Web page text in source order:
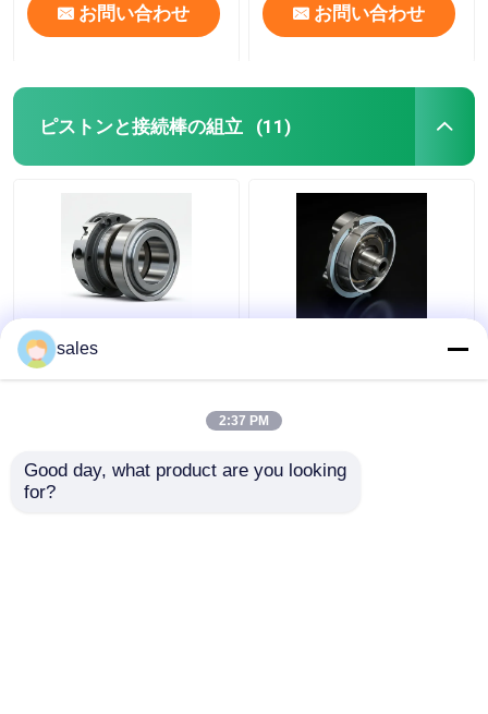
お問い合わせ お問い合わせ
ピストンと接続棒の組立 (11)
4D29G31-04003 ヘリ
フォークリフト用の第2
4t
sales
2:37 PM
Good day, what product are you looking
for?